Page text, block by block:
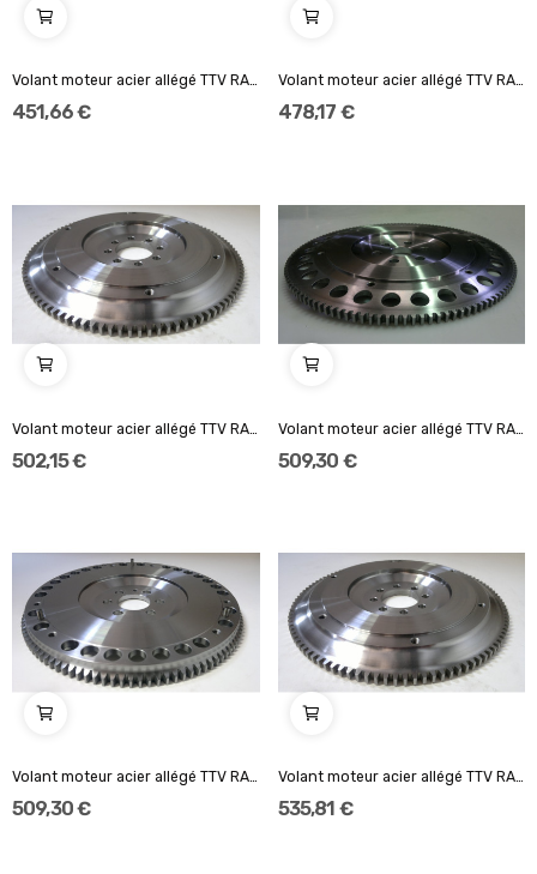
Volant moteur acier allégé TTV RACING Standard
451,66 €
Volant moteur acier allégé TTV RACING 184mm...
478,17 €
Volant moteur acier allégé TTV RACING 140mm...
502,15 €
Volant moteur acier allégé TTV RACING 184mm...
509,30 €
Volant moteur acier allégé TTV RACING Standard...
509,30 €
Volant moteur acier allégé TTV RACING 184 mm...
535,81 €